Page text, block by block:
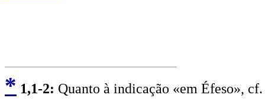
* 1,1-2: Quanto à indicação «em Éfeso»,